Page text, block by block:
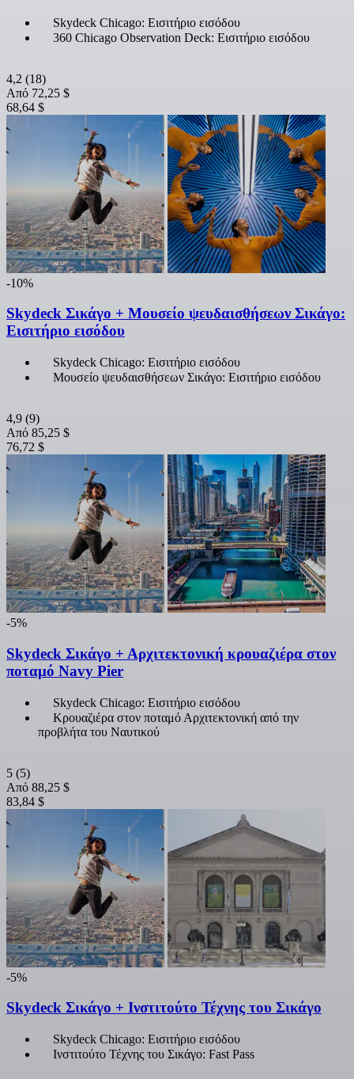
Skydeck Chicago: Εισιτήριο εισόδου
360 Chicago Observation Deck: Εισιτήριο εισόδου
4,2 (18)
Από 72,25 $
68,64 $
-10%
Skydeck Σικάγο + Μουσείο ψευδαισθήσεων Σικάγο:
Εισιτήριο εισόδου
Skydeck Chicago: Εισιτήριο εισόδου
Μουσείο ψευδαισθήσεων Σικάγο: Εισιτήριο εισόδου
4,9 (9)
Από 85,25 $
76,72 $
-5%
Skydeck Σικάγο + Αρχιτεκτονική κρουαζιέρα στον
ποταμό Navy Pier
Skydeck Chicago: Εισιτήριο εισόδου
Κρουαζιέρα στον ποταμό Αρχιτεκτονική από την
προβλήτα του Ναυτικού
5 (5)
Από 88,25 $
83,84 $
-5%
Skydeck Σικάγο + Ινστιτούτο Τέχνης του Σικάγο
Skydeck Chicago: Εισιτήριο εισόδου
Ινστιτούτο Τέχνης του Σικάγο: Fast Pass